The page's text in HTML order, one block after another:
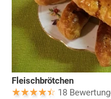
Fleischbrötchen
18